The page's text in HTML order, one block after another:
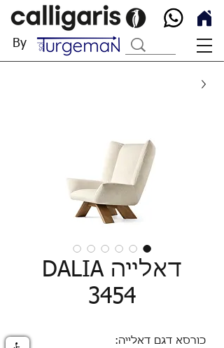
By
דאלייה DALIA
3454
כורסא דגם דאלייה: